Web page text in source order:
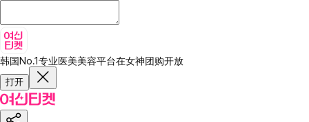
韩国No.1专业医美美容平台在女神团购开放
打开